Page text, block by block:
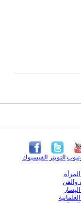
الفيسبوك التويتر
والفن